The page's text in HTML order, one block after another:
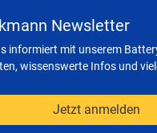
Newsletter
informiert mit unserem
wissenswerte Infos und
Jetzt anmelden